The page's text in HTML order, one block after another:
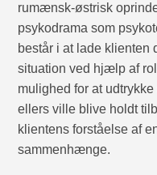
rumænsk-østrisk
psykodrama som
består i at lade klienten
situation ved hjælp af
mulighed for at
ellers ville blive holdt
klientens forståelse af
sammenhænge.